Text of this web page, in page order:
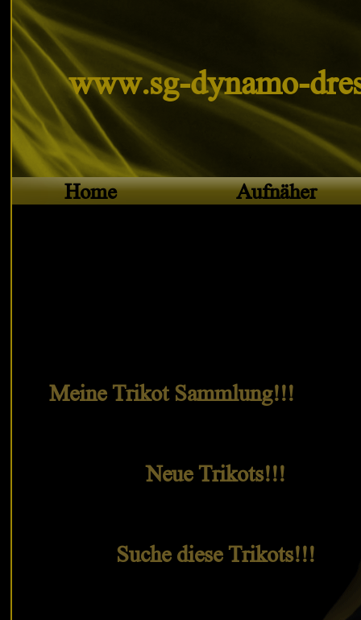
www.sg-dynamo-
Home Aufnäher
Meine Trikot Sammlung!!!
Neue Trikots!!!
Suche diese Trikots!!!